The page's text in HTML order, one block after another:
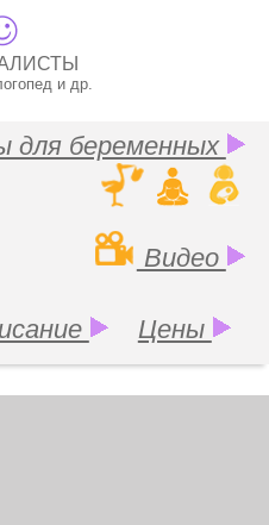
и др.
для беременных
Видео
Цены